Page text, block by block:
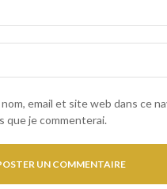
email et site web dans ce
que je commenterai.